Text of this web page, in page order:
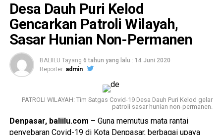
Desa Dauh Puri Kelod
Gencarkan Patroli Wilayah,
Sasar Hunian Non-Permanen
BALIILU Tayang 6 tahun yang lalu : 14 Juni 2020
Reporter: admin
PATROLI WILAYAH: Tim Satgas Covid-19 Desa Dauh Puri Kelod gelar
patroli sasar hunian non-permanen.
Denpasar, baliilu.com – Guna memutus mata rantai
penyebaran Covid-19 di Kota Denpasar, berbagai upaya